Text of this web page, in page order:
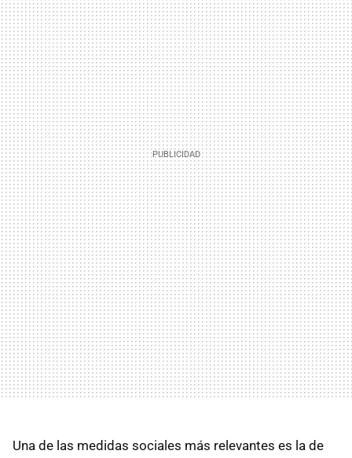
Una de las medidas sociales más relevantes es la de